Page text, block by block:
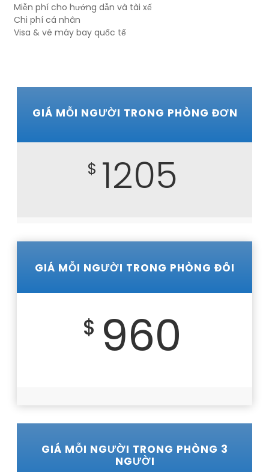
Miễn phí cho hướng dẫn và tài xế
Chi phí cá nhân
Visa & vé máy bay quốc tế
GIÁ MỖI NGƯỜI TRONG PHÒNG ĐƠN
$ 1205
GIÁ MỖI NGƯỜI TRONG PHÒNG ĐÔI
$ 960
GIÁ MỖI NGƯỜI TRONG PHÒNG 3
NGƯỜI